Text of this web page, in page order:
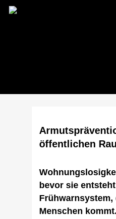
Skip
öffentlichen
bevor sie
Frühwarnsystem,
Menschen kommt.